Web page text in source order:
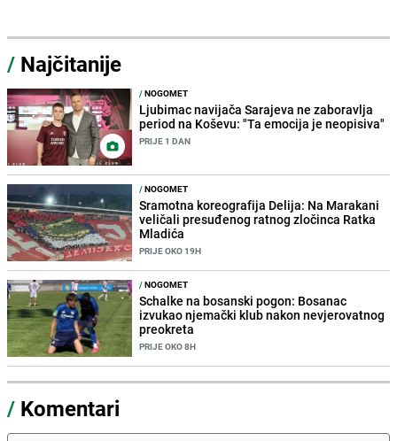
/ Najčitanije
/NOGOMET
Ljubimac navijača Sarajeva ne zaboravlja
period na Koševu: "Ta emocija je neopisiva"
PRIJE 1 DAN
/NOGOMET
Sramotna koreografija Delija: Na Marakani
veličali presuđenog ratnog zločinca Ratka
Mladića
PRIJE OKO 19H
/NOGOMET
Schalke na bosanski pogon: Bosanac
izvukao njemački klub nakon nevjerovatnog
preokreta
PRIJE OKO 8H
/ Komentari